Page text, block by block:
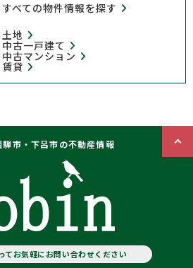
べての物件情報を探す
地
古一戸建て
古マンション
貸
騨市・下呂市の不動産情報
てお気軽にお問い合わせください